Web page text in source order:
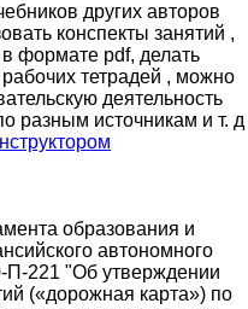
других авторов
конспекты занятий ,
формате pdf, делать
тетрадей , можно
деятельность
разным источникам и т. д
образования и
автономного
221 "Об утверждении
(«дорожная карта») по